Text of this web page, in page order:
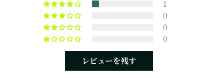
1
0
0
0
レビューを残す